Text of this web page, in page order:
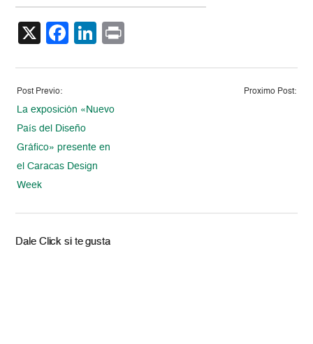
X Facebook
LinkedIn
Post Previo:
La exposición «Nuevo
País del Diseño
Gráfico» presente en
el Caracas Design
Week
Proximo Post:
Dale Click si te gusta